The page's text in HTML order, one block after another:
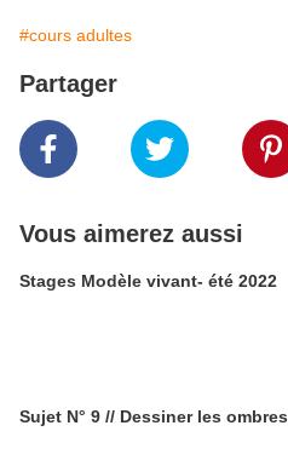
#cours adultes
Partager
Vous aimerez aussi
Stages Modèle vivant- été 2022
Sujet N° 9 // Dessiner les ombres